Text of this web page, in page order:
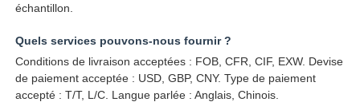
échantillon.
Quels services pouvons-nous fournir ?
Conditions de livraison acceptées : FOB, CFR, CIF, EXW. Devise
de paiement acceptée : USD, GBP, CNY. Type de paiement
accepté : T/T, L/C. Langue parlée : Anglais, Chinois.